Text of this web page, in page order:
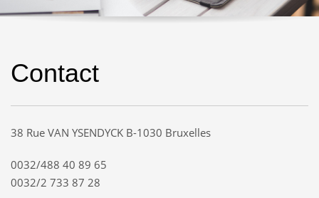
Contact
38 Rue VAN YSENDYCK B-1030 Bruxelles
0032/488 40 89 65
0032/2 733 87 28